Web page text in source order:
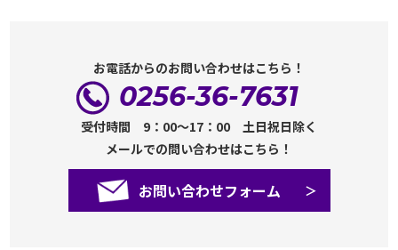
お電話からのお問い合わせはこちら！
0256-36-7631
受付時間 9：00～17：00 土日祝日除く
メールでの問い合わせはこちら！
お問い合わせフォーム